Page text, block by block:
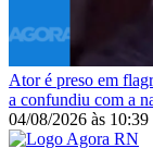
Ator é preso em
a confundiu com a
04/08/2026 às 10:39